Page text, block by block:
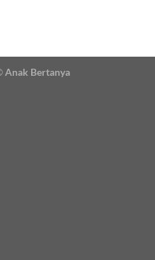
Anak Bertanya